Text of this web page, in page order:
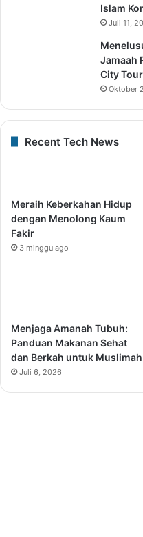
Islam
Juli 11,
Jamaah
City
Oktober
Recent Tech News
Meraih Keberkahan Hidup
dengan Menolong Kaum
Fakir
3 minggu ago
Menjaga Amanah Tubuh:
Panduan Makanan Sehat
dan Berkah untuk Muslimah
Juli 6, 2026